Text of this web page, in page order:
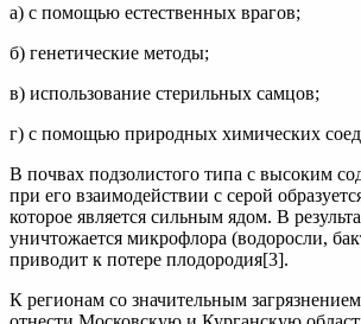
а) с помощью естественных врагов;
б) генетические методы;
в) использование стерильных самцов;
г) с помощью природных химических
В почвах подзолистого типа с высоким
при его взаимодействии с серой
которое является сильным ядом. В
уничтожается микрофлора (водоросли,
приводит к потере плодородия[3].
К регионам со значительным